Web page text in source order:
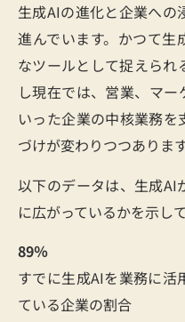
生成AIの進化と企業への
進んでいます。かつて生
なツールとして捉えら
し現在では、営業、マ
いった企業の中核業務
づけが変わりつつあります
以下のデータは、生成AI
に広がっているかを示し
89％
すでに生成AIを業務に活
ている企業の割合